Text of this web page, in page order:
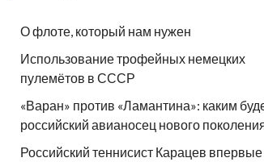
О флоте, который нам нужен
Использование трофейных немецких
пулемётов в СССР
«Варан» против «Ламантина»: каким
российский авианосец нового
Российский теннисист Карацев впервые